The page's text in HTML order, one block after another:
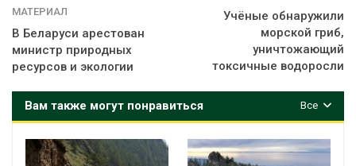
МАТЕРИАЛ
В Беларуси арестован
министр природных
ресурсов и экологии
Учёные обнаружили
морской гриб,
уничтожающий
токсичные водоросли
Все
Вам также могут понравиться